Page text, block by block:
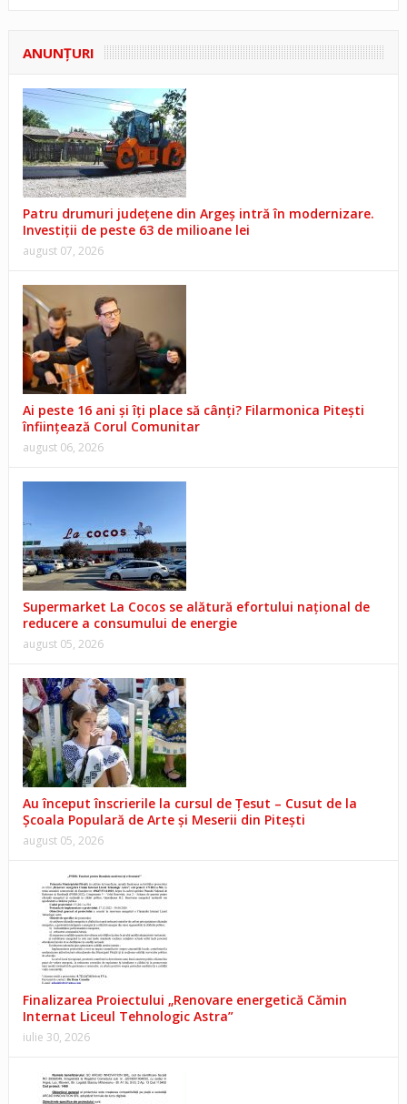
ANUNŢURI
Patru drumuri județene din Argeș intră în modernizare.
Investiții de peste 63 de milioane lei
august 07, 2026
Ai peste 16 ani și îți place să cânți? Filarmonica Pitești
înființează Corul Comunitar
august 06, 2026
Supermarket La Cocos se alătură efortului național de
reducere a consumului de energie
august 05, 2026
Au început înscrierile la cursul de Țesut – Cusut de la
Școala Populară de Arte și Meserii din Pitești
august 05, 2026
Finalizarea Proiectului „Renovare energetică Cămin
Internat Liceul Tehnologic Astra”
iulie 30, 2026